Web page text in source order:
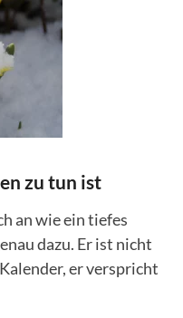
zu tun ist
an wie ein tiefes
dazu. Er ist nicht
er verspricht